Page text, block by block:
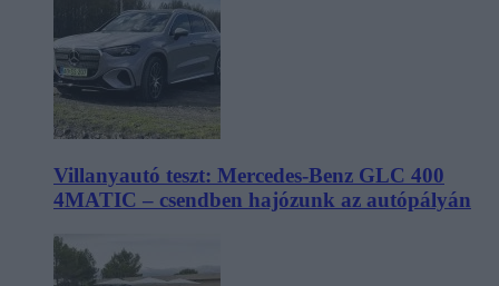
Villanyautó teszt: Mercedes-Benz GLC 400
4MATIC – csendben hajózunk az autópályán